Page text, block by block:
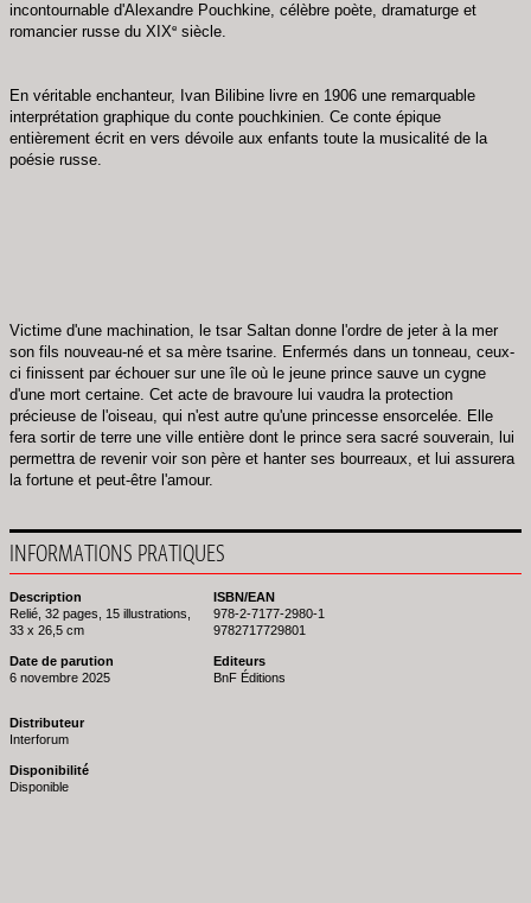
incontournable d'Alexandre Pouchkine, célèbre poète, dramaturge et
romancier russe du XIXe siècle.
En véritable enchanteur, Ivan Bilibine livre en 1906 une remarquable
interprétation graphique du conte pouchkinien. Ce conte épique
entièrement écrit en vers dévoile aux enfants toute la musicalité de la
poésie russe.
Victime d'une machination, le tsar Saltan donne l'ordre de jeter à la mer
son fils nouveau-né et sa mère tsarine. Enfermés dans un tonneau, ceux-
ci finissent par échouer sur une île où le jeune prince sauve un cygne
d'une mort certaine. Cet acte de bravoure lui vaudra la protection
précieuse de l'oiseau, qui n'est autre qu'une princesse ensorcelée. Elle
fera sortir de terre une ville entière dont le prince sera sacré souverain, lui
permettra de revenir voir son père et hanter ses bourreaux, et lui assurera
la fortune et peut-être l'amour.
INFORMATIONS PRATIQUES
Description
Relié, 32 pages, 15 illustrations,
33 x 26,5 cm
Date de parution
6 novembre 2025
ISBN/EAN
978-2-7177-2980-1
9782717729801
Editeurs
BnF Éditions
Distributeur
Interforum
Disponibilité
Disponible